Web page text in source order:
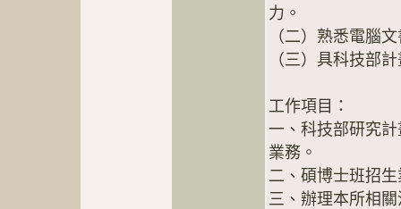
力。
（二）熟悉電腦
（三）具科技部
工作項目：
一、科技部研究
業務。
二、碩博士班招
三、辦理本所相